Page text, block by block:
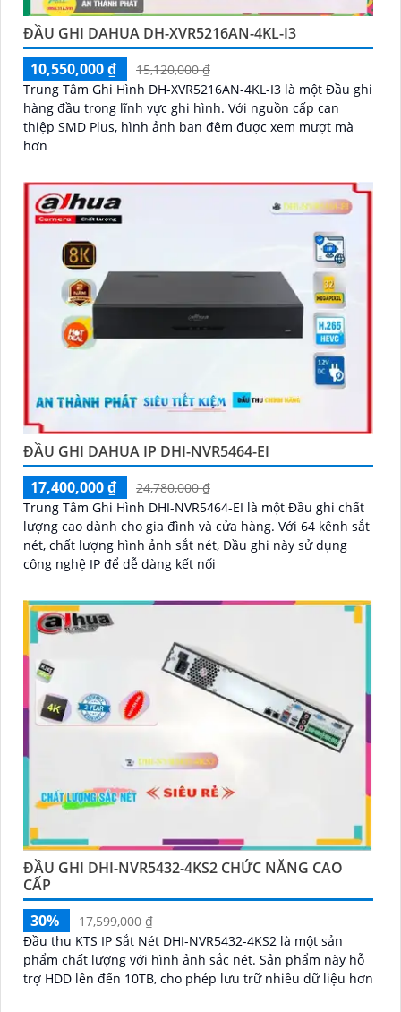
ĐẦU GHI DAHUA DH-XVR5216AN-4KL-I3
10,550,000 ₫
15,120,000 ₫
Trung Tâm Ghi Hình DH-XVR5216AN-4KL-I3 là một Đầu ghi
hàng đầu trong lĩnh vực ghi hình. Với nguồn cấp can
thiệp SMD Plus, hình ảnh ban đêm được xem mượt mà
hơn
ĐẦU GHI DAHUA IP DHI-NVR5464-EI
17,400,000 ₫
24,780,000 ₫
Trung Tâm Ghi Hình DHI-NVR5464-EI là một Đầu ghi chất
lượng cao dành cho gia đình và cửa hàng. Với 64 kênh sắt
nét, chất lượng hình ảnh sắt nét, Đầu ghi này sử dụng
công nghệ IP để dễ dàng kết nối
ĐẦU GHI DHI-NVR5432-4KS2 CHỨC NĂNG CAO
CẤP
30%
17,599,000 ₫
Đầu thu KTS IP Sắt Nét DHI-NVR5432-4KS2 là một sản
phẩm chất lượng với hình ảnh sắc nét. Sản phẩm này hỗ
trợ HDD lên đến 10TB, cho phép lưu trữ nhiều dữ liệu hơn